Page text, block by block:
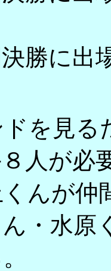
勝に出
を見る
人が必
んが仲
・水原